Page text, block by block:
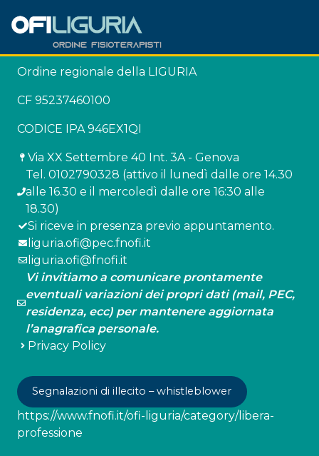
Ordine regionale della LIGURIA
CF 95237460100
CODICE IPA 946EX1QI
Via XX Settembre 40 Int. 3A - Genova
Tel. 0102790328 (attivo il lunedì dalle ore 14.30
alle 16.30 e il mercoledì dalle ore 16:30 alle
18.30)
Si riceve in presenza previo appuntamento.
liguria.ofi@pec.fnofi.it
liguria.ofi@fnofi.it
Vi invitiamo a comunicare prontamente
eventuali variazioni dei propri dati (mail, PEC,
residenza, ecc) per mantenere aggiornata
l’anagrafica personale.
Privacy Policy
Segnalazioni di illecito – whistleblower
https://www.fnofi.it/ofi-liguria/category/libera-
professione